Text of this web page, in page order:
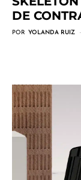
DE
POR YOLANDA RUIZ